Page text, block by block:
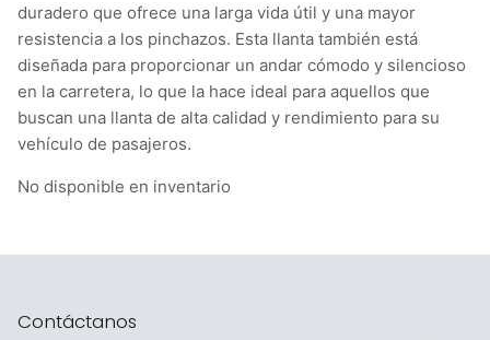
duradero que ofrece una larga vida útil y una mayor
resistencia a los pinchazos. Esta llanta también está
diseñada para proporcionar un andar cómodo y silencioso
en la carretera, lo que la hace ideal para aquellos que
buscan una llanta de alta calidad y rendimiento para su
vehículo de pasajeros.
No disponible en inventario
Contáctanos